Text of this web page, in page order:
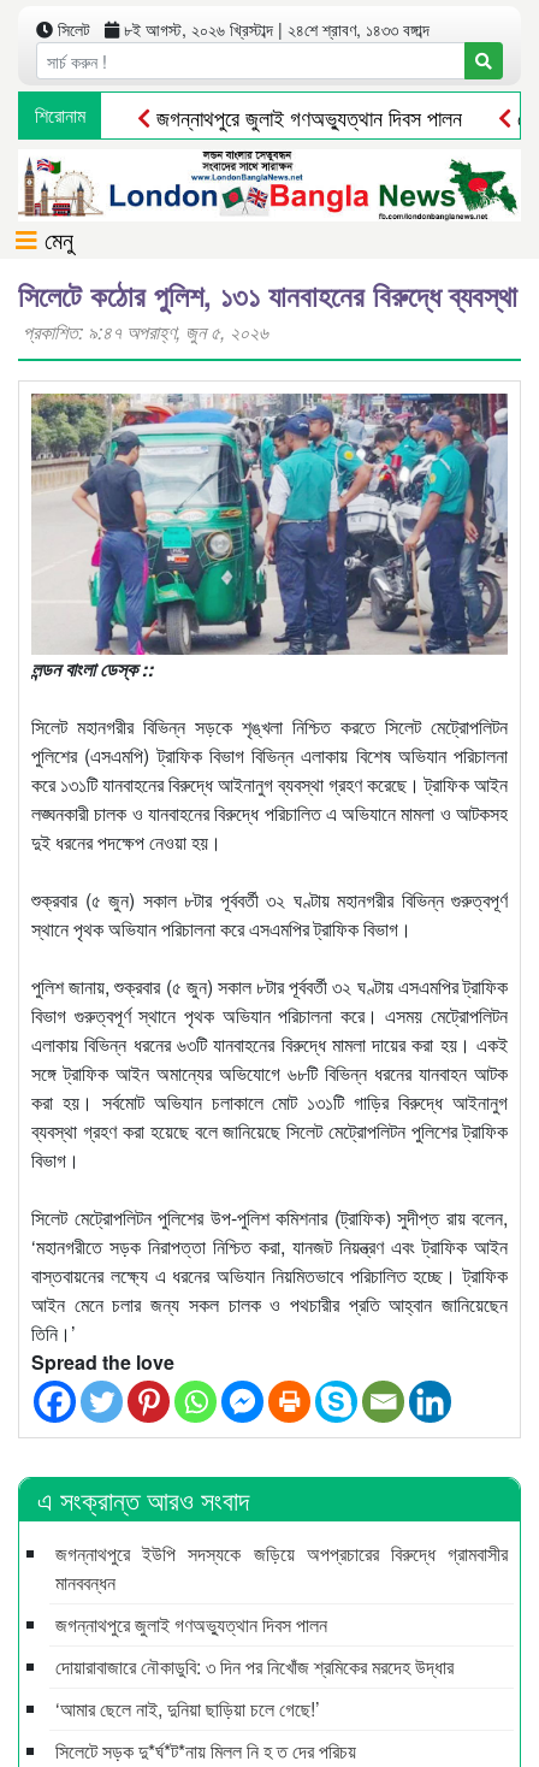
সিলেট ৮ই আগস্ট, ২০২৬ খ্রিস্টাব্দ | ২৪শে শ্রাবণ, ১৪৩৩ বঙ্গাব্দ
শিরোনাম জগন্নাথপুরে জুলাই গণঅভ্যুত্থান দিবস পালন
মেনু
সিলেটে কঠোর পুলিশ, ১৩১ যানবাহনের বিরুদ্ধে ব্যবস্থা
প্রকাশিত: ৯:৪৭ অপরাহ্ণ, জুন ৫, ২০২৬
লন্ডন বাংলা ডেস্ক ::
সিলেট মহানগরীর বিভিন্ন সড়কে শৃঙ্খলা নিশ্চিত করতে সিলেট মেট্রোপলিটন
পুলিশের (এসএমপি) ট্রাফিক বিভাগ বিভিন্ন এলাকায় বিশেষ অভিযান পরিচালনা
করে ১৩১টি যানবাহনের বিরুদ্ধে আইনানুগ ব্যবস্থা গ্রহণ করেছে। ট্রাফিক আইন
লঙ্ঘনকারী চালক ও যানবাহনের বিরুদ্ধে পরিচালিত এ অভিযানে মামলা ও আটকসহ
দুই ধরনের পদক্ষেপ নেওয়া হয়।
শুক্রবার (৫ জুন) সকাল ৮টার পূর্ববর্তী ৩২ ঘণ্টায় মহানগরীর বিভিন্ন গুরুত্বপূর্ণ
স্থানে পৃথক অভিযান পরিচালনা করে এসএমপির ট্রাফিক বিভাগ।
পুলিশ জানায়, শুক্রবার (৫ জুন) সকাল ৮টার পূর্ববর্তী ৩২ ঘণ্টায় এসএমপির ট্রাফিক
বিভাগ গুরুত্বপূর্ণ স্থানে পৃথক অভিযান পরিচালনা করে। এসময় মেট্রোপলিটন
এলাকায় বিভিন্ন ধরনের ৬৩টি যানবাহনের বিরুদ্ধে মামলা দায়ের করা হয়। একই
সঙ্গে ট্রাফিক আইন অমান্যের অভিযোগে ৬৮টি বিভিন্ন ধরনের যানবাহন আটক
করা হয়। সর্বমোট অভিযান চলাকালে মোট ১৩১টি গাড়ির বিরুদ্ধে আইনানুগ
ব্যবস্থা গ্রহণ করা হয়েছে বলে জানিয়েছে সিলেট মেট্রোপলিটন পুলিশের ট্রাফিক
বিভাগ।
সিলেট মেট্রোপলিটন পুলিশের উপ-পুলিশ কমিশনার (ট্রাফিক) সুদীপ্ত রায় বলেন,
‘মহানগরীতে সড়ক নিরাপত্তা নিশ্চিত করা, যানজট নিয়ন্ত্রণ এবং ট্রাফিক আইন
বাস্তবায়নের লক্ষ্যে এ ধরনের অভিযান নিয়মিতভাবে পরিচালিত হচ্ছে। ট্রাফিক
আইন মেনে চলার জন্য সকল চালক ও পথচারীর প্রতি আহ্বান জানিয়েছেন
তিনি।’
Spread the love
এ সংক্রান্ত আরও সংবাদ
জগন্নাথপুরে ইউপি সদস্যকে জড়িয়ে অপপ্রচারের বিরুদ্ধে গ্রামবাসীর
মানববন্ধন
জগন্নাথপুরে জুলাই গণঅভ্যুত্থান দিবস পালন
দোয়ারাবাজারে নৌকাডুবি: ৩ দিন পর নিখোঁজ শ্রমিকের মরদেহ উদ্ধার
‘আমার ছেলে নাই, দুনিয়া ছাড়িয়া চলে গেছে!’
সিলেটে সড়ক দু*র্ঘ*ট*নায় মিলল নি হ ত দের পরিচয়